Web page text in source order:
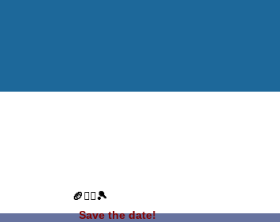
🏈🤸‍♀️🎾
Save the date!